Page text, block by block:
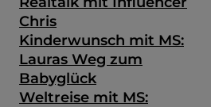
Chris
Kinderwunsch mit MS:
Lauras Weg zum
Babyglück
Weltreise mit MS: